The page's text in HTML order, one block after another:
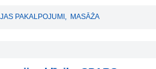
PAKALPOJUMI , MASĀŽA